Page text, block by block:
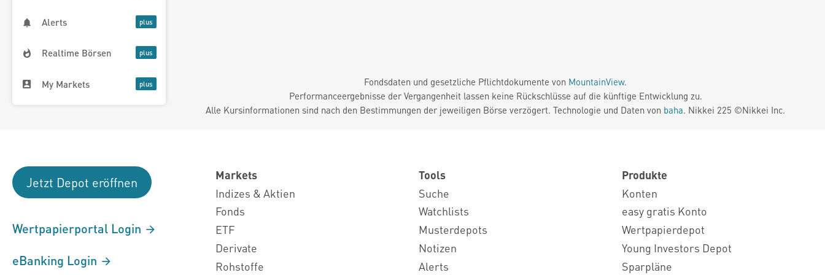
Alerts
Realtime Börsen
My Markets Fondsdaten und gesetzliche Pflichtdokumente von MountainView.
Performanceergebnisse der Vergangenheit lassen keine Rückschlüsse auf die künftige Entwicklung zu.
Alle Kursinformationen sind nach den Bestimmungen der jeweiligen Börse verzögert. Technologie und Daten von baha. Nikkei 225 ©Nikkei Inc.
Jetzt Depot eröffnen
Wertpapierportal Login
eBanking Login
Markets
Indizes & Aktien
Fonds
ETF
Derivate
Rohstoffe
Tools
Suche
Watchlists
Musterdepots
Notizen
Alerts
Produkte
Konten
easy gratis Konto
Wertpapierdepot
Young Investors Depot
Sparpläne